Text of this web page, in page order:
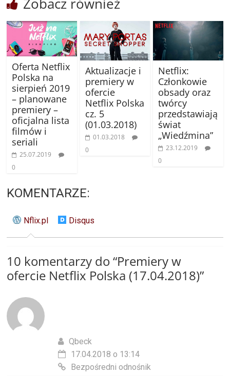
Zobacz również
Oferta Netflix
Polska na
sierpień 2019
– planowane
premiery –
oficjalna lista
filmów i
seriali
25.07.2019
0
Aktualizacje i
premiery w
ofercie
Netflix Polska
cz. 5
(01.03.2018)
01.03.2018
0
Netflix:
Członkowie
obsady oraz
twórcy
przedstawiają
świat
„Wiedźmina”
23.12.2019
0
KOMENTARZE:
Nflix.pl Disqus
10 komentarzy do “Premiery w
ofercie Netflix Polska (17.04.2018)”
Qbeck
17.04.2018 o 13:14
Bezpośredni odnośnik